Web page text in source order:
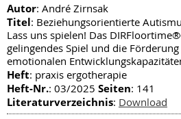
Autor: André Zirnsak
Titel: Beziehungsorientierte
Lass uns spielen! Das
gelingendes Spiel und die
emotionalen
Heft: praxis ergotherapie
Heft-Nr.: 03/2025 Seiten: 141
Literaturverzeichnis: Download